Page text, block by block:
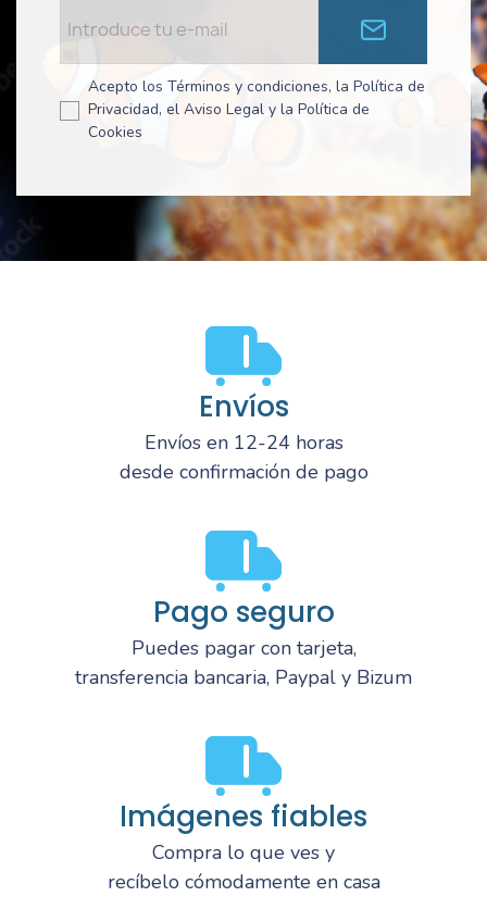
Acepto los Términos y condiciones, la Política de
Privacidad, el Aviso Legal y la Política de
Cookies
Envíos
Envíos en 12-24 horas
desde confirmación de pago
Pago seguro
Puedes pagar con tarjeta,
transferencia bancaria, Paypal y Bizum
Imágenes fiables
Compra lo que ves y
recíbelo cómodamente en casa